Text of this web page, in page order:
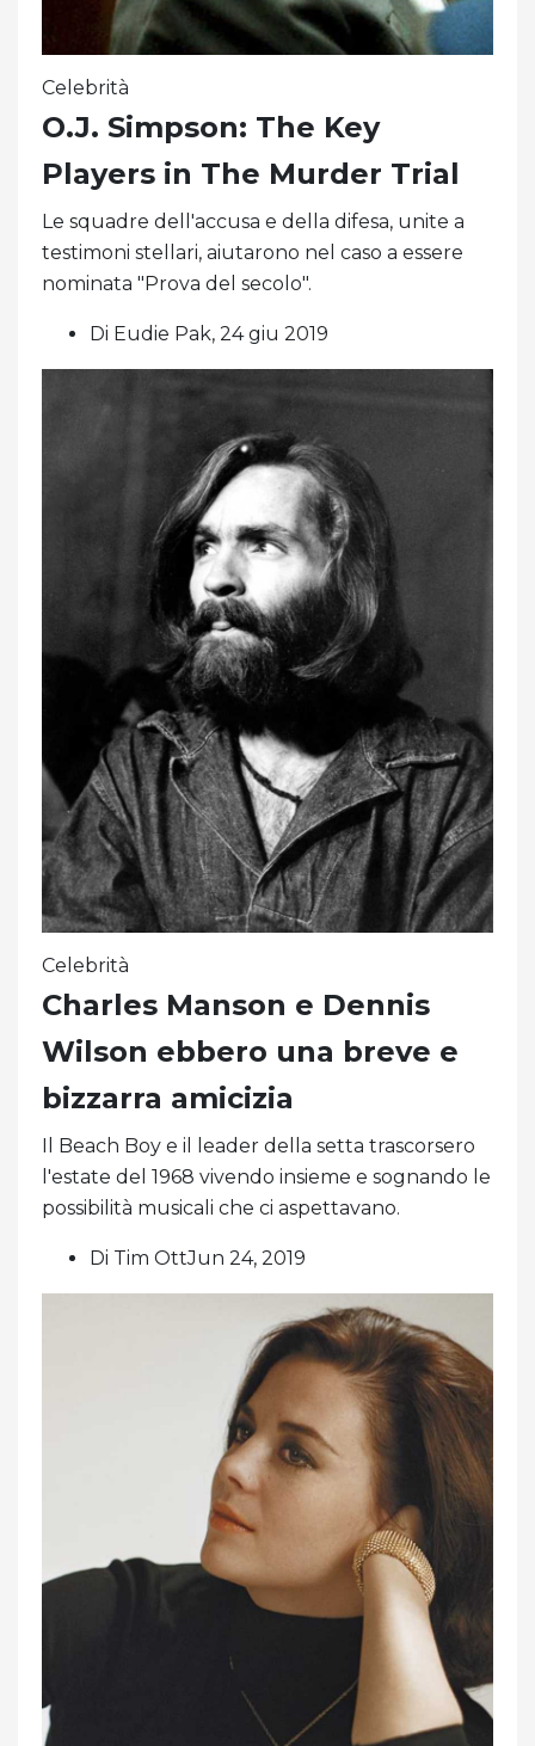
Celebrità
O.J. Simpson: The Key
Players in The Murder Trial
Le squadre dell'accusa e della difesa, unite a
testimoni stellari, aiutarono nel caso a essere
nominata "Prova del secolo".
Di Eudie Pak, 24 giu 2019
Celebrità
Charles Manson e Dennis
Wilson ebbero una breve e
bizzarra amicizia
Il Beach Boy e il leader della setta trascorsero
l'estate del 1968 vivendo insieme e sognando le
possibilità musicali che ci aspettavano.
Di Tim OttJun 24, 2019